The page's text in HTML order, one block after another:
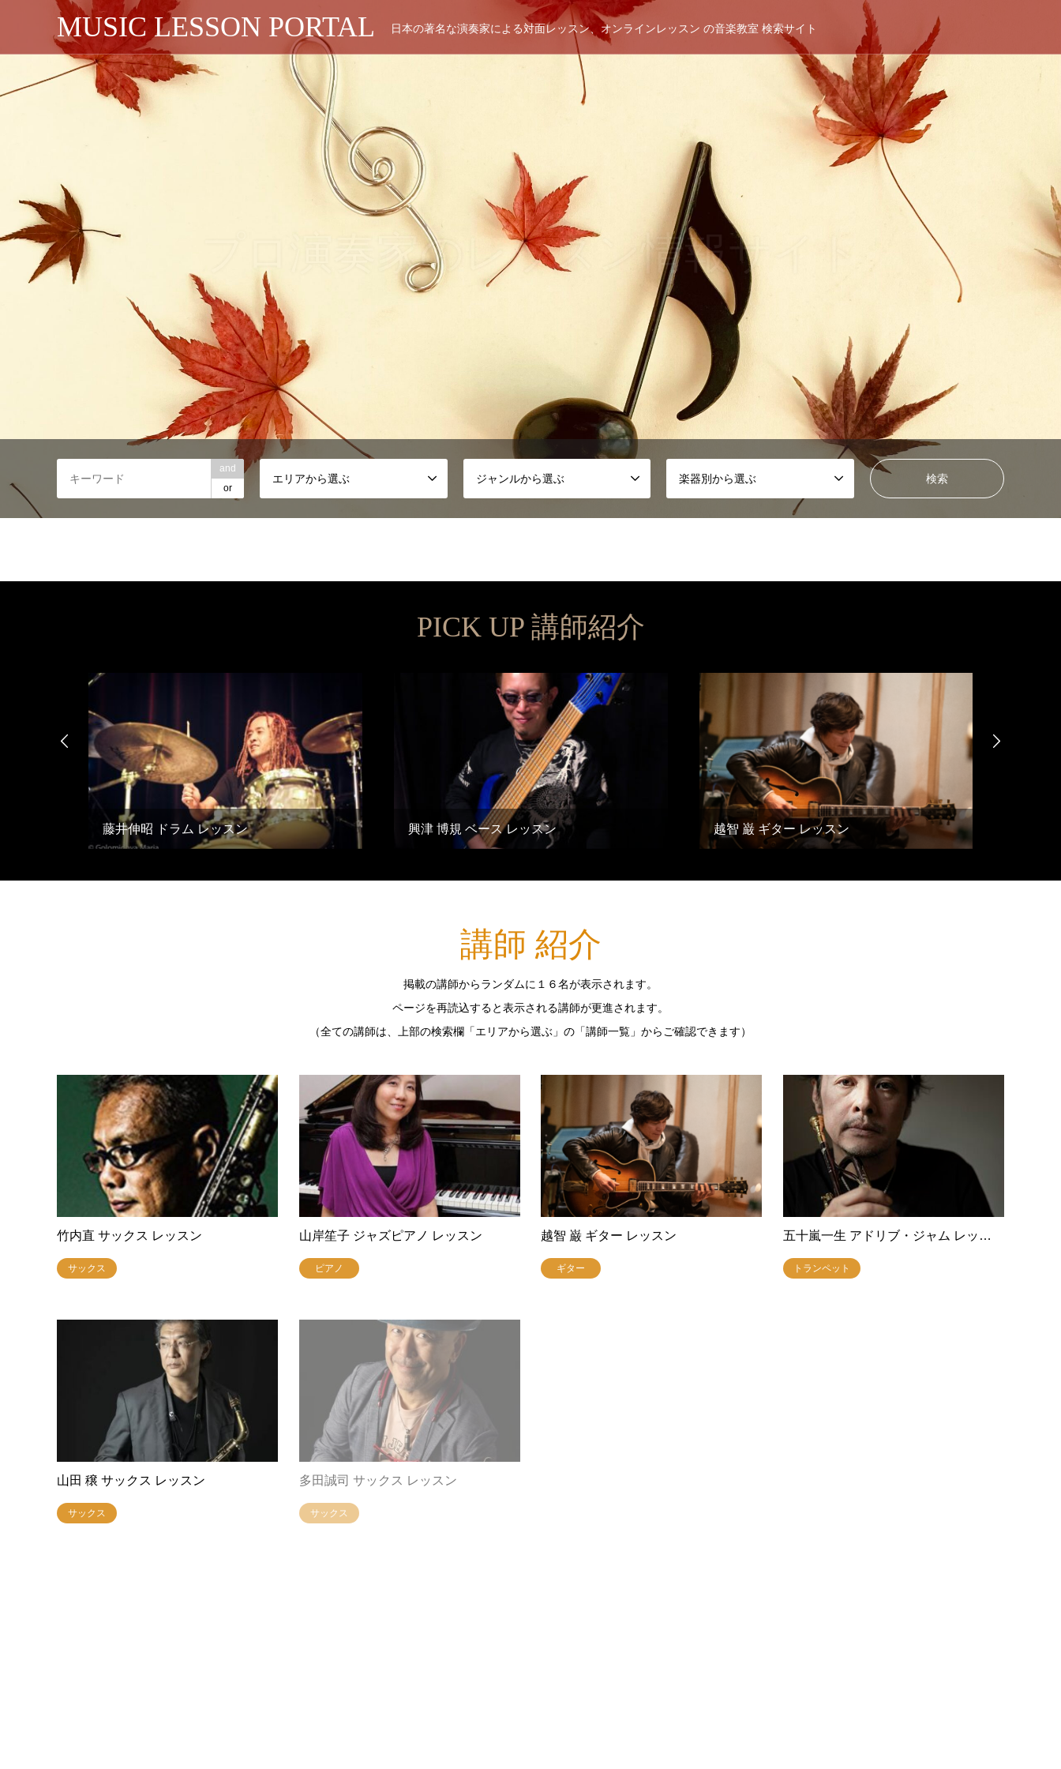
MUSIC LESSON PORTAL 日本の著名な演奏家による対面レッスン、オンラインレッスン の音楽教室 検索サイト
プロ演奏家のレッスン情報サイト
プロ演奏家による対面レッスン、オンラインレッスン の音楽教室 検索サイト
and
or
エリアから選ぶ ジャンルから選ぶ 楽器別から選ぶ
PICK UP 講師紹介

藤井伸昭 ドラム レッスン 興津 博規 ベース レッスン 越智 巌 ギター レッスン

講師 紹介
掲載の講師からランダムに１６名が表示されます。
ページを再読込すると表示される講師が更進されます。
（全ての講師は、上部の検索欄「エリアから選ぶ」の「講師一覧」からご確認できます）
竹内直 サックス レッスン
サックス
山岸笙子 ジャズピアノ レッスン
ピアノ
越智 巌 ギター レッスン
ギター
五十嵐一生 アドリブ・ジャム レッ…
トランペット
山田 穣 サックス レッスン
サックス
多田誠司 サックス レッスン
サックス